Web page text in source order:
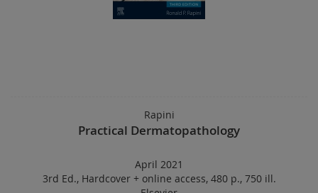
Rapini
Practical Dermatopathology
April 2021
3rd Ed., Hardcover+ online access, 480 p., 750 ill.